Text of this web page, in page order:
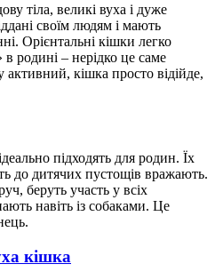
тіла, великі вуха і дуже
своїм людям і мають
Орієнтальні кішки легко
родині – нерідко це саме
кішка просто відійде,
підходять для родин. Їх
до дитячих пустощів вражають.
беруть участь у всіх
навіть із собаками. Це
кішка